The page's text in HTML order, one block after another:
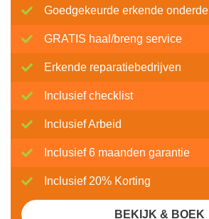
Goedgekeurde erkende
GRATIS haal/breng service
Erkende reparatiebedrijven
Inclusief checklist
Inclusief Arbeid
Inclusief 6 maanden garantie
Inclusief 20% Korting
BEKIJK & BOEK